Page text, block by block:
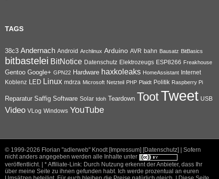
TAGS
38c3 Andernach Android Archlinux Arduino AVR bahn Bausatz BitBasics
bitbastelei BitNotice Datenschutz Elektrozeugs ESP8266 Freakhouse
Gentoo Google+ GPN22 Hardware haxkoleaks HomeAssistant Internet
Koblenz LED Linux mdrza Microsoft Netzteil PHP Plaidt Politik Raspberry Pi
Reparatur Saffig Software Solar tdoh Teardown TootTweet USB
Video VLog Windows YouTube
© 1999-2026 Florian "adlerweb" Knodt [Impressum] [Datenschutz] | Sofern
nicht anders angegeben werden alle Inhalte unter
veröffentlicht. | * Affiliate-Link: Durch Nutzung erkennt der Anbieter, dass Ihr
über meine Seite zu ihnen gefunden habt. Ich werde prozentual an euren